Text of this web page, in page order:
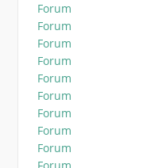
Forum
Forum
Forum
Forum
Forum
Forum
Forum
Forum
Forum